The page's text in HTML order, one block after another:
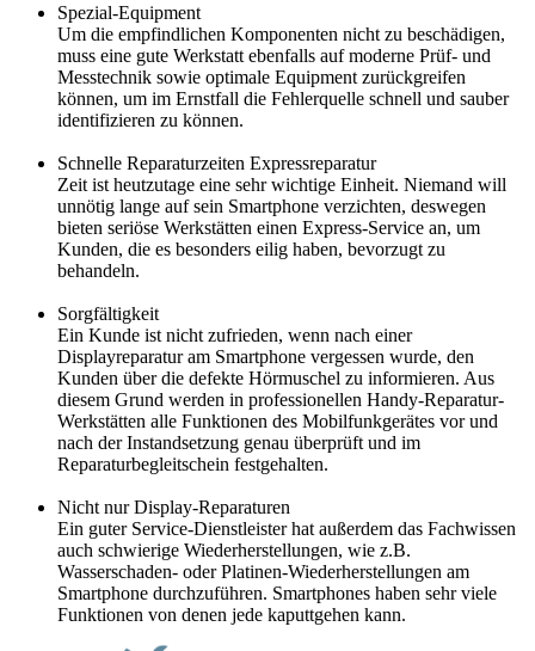
Spezial-Equipment
Um die empfindlichen Komponenten nicht zu beschädigen,
muss eine gute Werkstatt ebenfalls auf moderne Prüf- und
Messtechnik sowie optimale Equipment zurückgreifen
können, um im Ernstfall die Fehlerquelle schnell und sauber
identifizieren zu können.
Schnelle Reparaturzeiten Expressreparatur
Zeit ist heutzutage eine sehr wichtige Einheit. Niemand will
unnötig lange auf sein Smartphone verzichten, deswegen
bieten seriöse Werkstätten einen Express-Service an, um
Kunden, die es besonders eilig haben, bevorzugt zu
behandeln.
Sorgfältigkeit
Ein Kunde ist nicht zufrieden, wenn nach einer
Displayreparatur am Smartphone vergessen wurde, den
Kunden über die defekte Hörmuschel zu informieren. Aus
diesem Grund werden in professionellen Handy-Reparatur-
Werkstätten alle Funktionen des Mobilfunkgerätes vor und
nach der Instandsetzung genau überprüft und im
Reparaturbegleitschein festgehalten.
Nicht nur Display-Reparaturen
Ein guter Service-Dienstleister hat außerdem das Fachwissen
auch schwierige Wiederherstellungen, wie z.B.
Wasserschaden- oder Platinen-Wiederherstellungen am
Smartphone durchzuführen. Smartphones haben sehr viele
Funktionen von denen jede kaputtgehen kann.